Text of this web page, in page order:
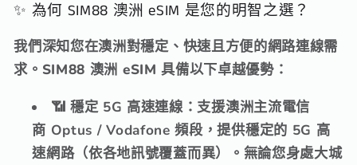
✨ 為何 SIM88 澳洲 eSIM 是您的明智之選？
我們深知您在澳洲對穩定、 快速且方便的網路連線需
求。 SIM88 澳洲 eSIM 具備以下卓越優勢：
📶 穩定 5G 高速連線：支援澳洲主流電信
商 Optus / Vodafone 頻段，提供穩定的 5G 高
速網路（依各地訊號覆蓋而異）。 無論您身處大城